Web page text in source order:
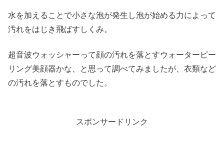
水を加えることで小さな泡が発生し泡が始める力によって
汚れをはじき飛ばすしくみ。
超音波ウォッシャーって顔の汚れを落とすウォーターピー
リング美顔器かな、と思って調べてみましたが、衣類など
の汚れを落とすものでした。
スポンサードリンク